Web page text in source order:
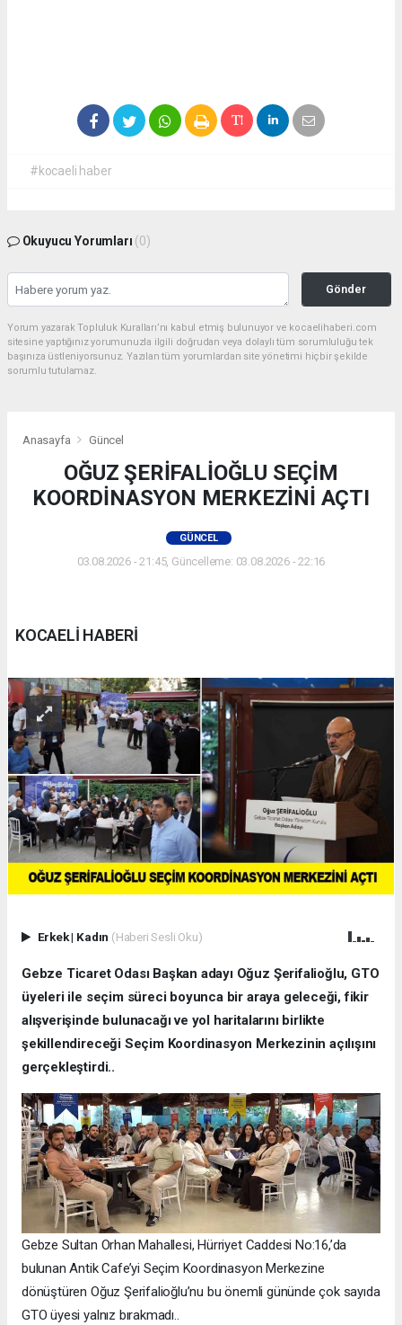
#kocaeli haber
Okuyucu Yorumları (0)
Gönder
Yorum yazarak Topluluk Kuralları’nı kabul etmiş bulunuyor ve kocaelihaberi.com
sitesine yaptığınız yorumunuzla ilgili doğrudan veya dolaylı tüm sorumluluğu tek
başınıza üstleniyorsunuz. Yazılan tüm yorumlardan site yönetimi hiçbir şekilde
sorumlu tutulamaz.
Anasayfa Güncel
OĞUZ ŞERİFALİOĞLU SEÇİM
KOORDİNASYON MERKEZİNİ AÇTI
GÜNCEL
03.08.2026 - 21:45, Güncelleme: 03.08.2026 - 22:16
KOCAELİ HABERİ
Erkek| Kadın (Haberi Sesli Oku)
Gebze Ticaret Odası Başkan adayı Oğuz Şerifalioğlu, GTO
üyeleri ile seçim süreci boyunca bir araya geleceği, fikir
alışverişinde bulunacağı ve yol haritalarını birlikte
şekillendireceği Seçim Koordinasyon Merkezinin açılışını
gerçekleştirdi..
Gebze Sultan Orhan Mahallesi, Hürriyet Caddesi No:16,’da
bulunan Antik Cafe’yi Seçim Koordinasyon Merkezine
dönüştüren Oğuz Şerifalioğlu’nu bu önemli gününde çok sayıda
GTO üyesi yalnız bırakmadı..